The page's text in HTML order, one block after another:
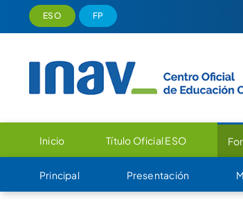
Saltar
ESO FP
Inicio Título Oficial ESO
Principal Presentación